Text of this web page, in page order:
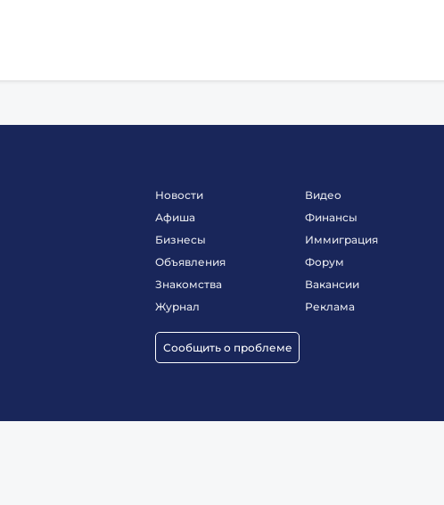
Новости
Афиша
Бизнесы
Объявления
Знакомства
Журнал
Сообщить о проблеме
Видео
Финансы
Иммиграция
Форум
Вакансии
Реклама